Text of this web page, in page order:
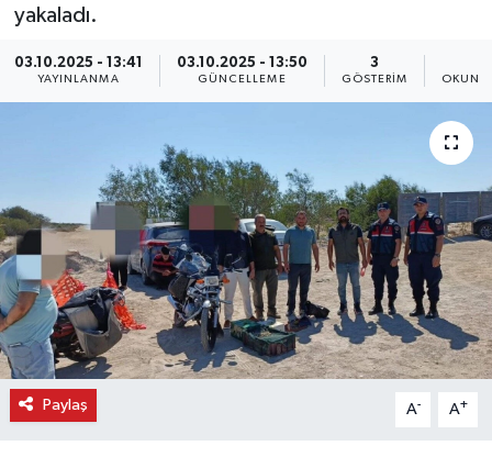
yakaladı.
03.10.2025 - 13:41
YAYINLANMA
03.10.2025 - 13:50
GÜNCELLEME
3
GÖSTERIM
Paylaş A- A+